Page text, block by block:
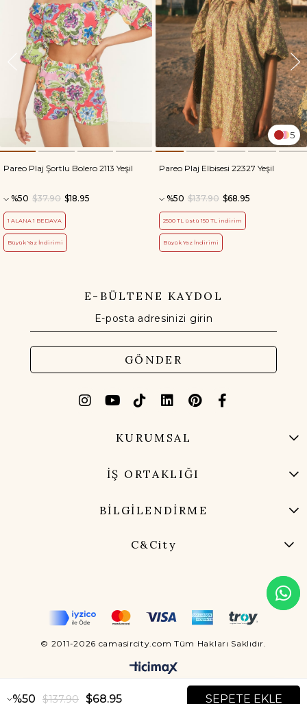
Pareo Plaj Şortlu Bolero 2113 Yeşil
%50 $18.95
$37.90
1 ALANA 1 BEDAVA
Büyük Yaz İndirimi
5
Pareo Plaj Elbisesi 22327 Yeşil
%50 $68.95
$137.90
2500 TL üstü 150 TL indirim
Büyük Yaz İndirimi
50 $137.90 $68.95
E-BÜLTENE KAYDOL
GÖNDER
KURUMSAL
İŞ ORTAKLIĞI
BİLGİLENDİRME
C&City
© 2011-2026 camasircity.com Tüm Hakları Saklıdır.